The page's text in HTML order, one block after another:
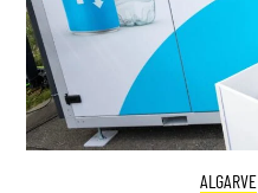
ALGARVE